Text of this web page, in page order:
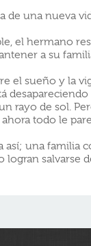
de una nueva
el hermano
a su
el sueño y la
rayo de sol.
todo le
así; una familia
logran salvarse